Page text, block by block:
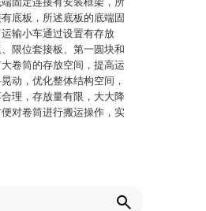
底板，所述底板的底端固
输小车通过设置有存放
限位套接板、第一圆块和
卷筒的存放空间，提高运
动，优化整体结构空间，
理，存放量有限，大大降
对卷筒进行搬运操作，实